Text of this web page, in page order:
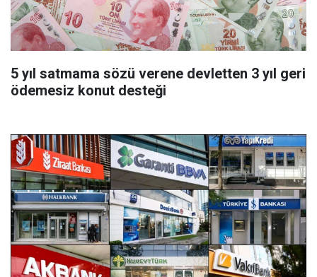
5 yıl satmama sözü verene devletten 3 yıl geri
ödemesiz konut desteği